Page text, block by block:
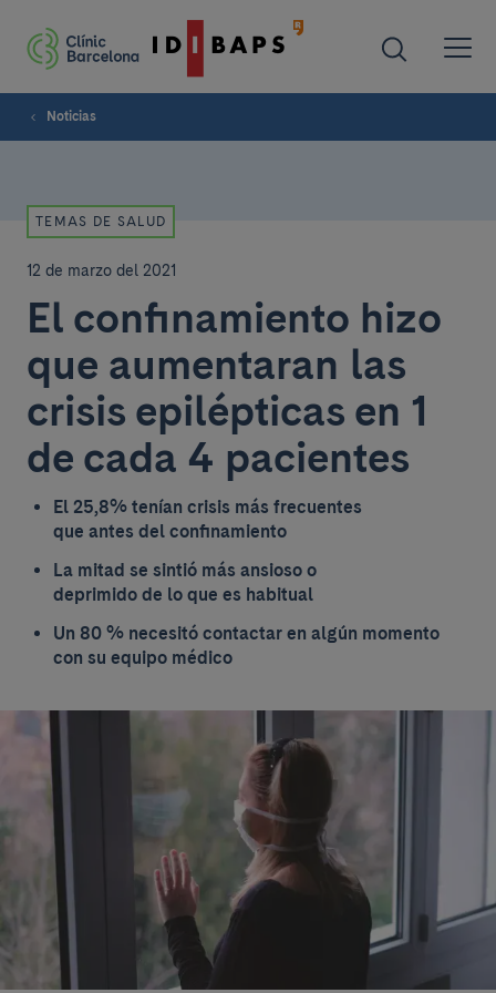
Noticias
TEMAS DE SALUD
12 de marzo del 2021
El confinamiento hizo
que aumentaran las
crisis epilépticas en 1
de cada 4 pacientes
El 25,8% tenían crisis más frecuentes
que antes del confinamiento
La mitad se sintió más ansioso o
deprimido de lo que es habitual
Un 80 % necesitó contactar en algún momento
con su equipo médico